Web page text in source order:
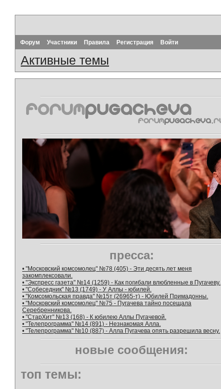
Форум Участники Правила Регистрация Войти
Активные темы
пресса:
• "Московский комсомолец" №78 (405) - Эти десять лет меня
закомплексовали.
• "Экспресс газета" №14 (1259) - Как погибали влюбленные в Пугачеву.
• "Собеседник" №13 (1749) - У Аллы - юбилей.
• "Комсомольская правда" №15т (26965-т) - Юбилей Примадонны.
• "Московский комсомолец" №75 - Пугачева тайно посещала
Серебренникова.
• "СтарХит" №13 (168) - К юбилею Аллы Пугачевой.
• "Телепрограмма" №14 (891) - Незнакомая Алла.
• "Телепрограмма" №10 (887) - Алла Пугачева опять разрешила весну.
новые сообщения:
топ темы: